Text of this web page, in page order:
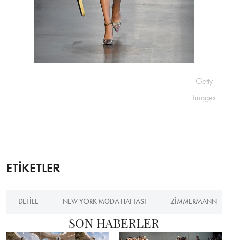
Getty
Images
ETİKETLER
DEFILE NEW YORK MODA HAFTASI ZIMMERMANN
SON HABERLER